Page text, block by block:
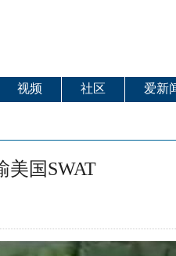
视频 社区 爱新
美国SWAT